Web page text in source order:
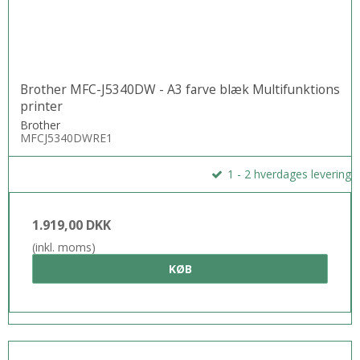
Gør det muligt at udskrive på begge sider af papiret,
Kun den kraft, du har brug for
Spar energi med HP-teknologi til automatisk
tænding og slukning.3
Udskrivning på farten med HP ePrint
Med HP ePrint kan du udskrive fotos, dokumenter
og meget mere, mens du er på farten.
Ethernet (printer)
Brother MFC-J5340DW - A3 farve blæk Multifunktions
printer
Brother
MFCJ5340DWRE1
1 - 2 hverdages levering
1.919,00 DKK
(inkl. moms)
KØB